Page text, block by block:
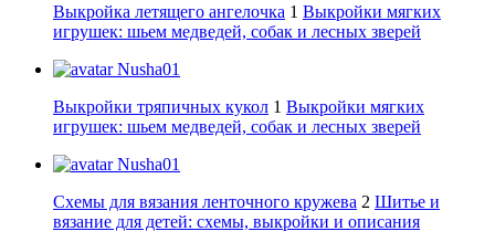
Выкройка летящего ангелочка 1 Выкройки мягких
игрушек: шьем медведей, собак и лесных зверей
Nusha01
Выкройки тряпичных кукол 1 Выкройки мягких
игрушек: шьем медведей, собак и лесных зверей
Nusha01
Схемы для вязания ленточного кружева 2 Шитье и
вязание для детей: схемы, выкройки и описания